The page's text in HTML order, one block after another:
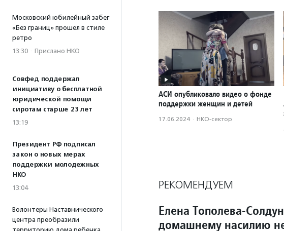
Московский юбилейный забег
«Без границ» прошел в стиле
ретро
13:30 · Прислано НКО
Совфед поддержал
инициативу о бесплатной
юридической помощи
сиротам старше 23 лет
13:19
Президент РФ подписал
закон о новых мерах
поддержки молодежных
НКО
13:04
Волонтеры Наставнического
центра преобразили
АСИ опубликовало видео о фонде
поддержки женщин и детей
17.06.2024 · НКО-сектор
РЕКОМЕНДУЕМ
Елена Тополева-
домашнему насилию